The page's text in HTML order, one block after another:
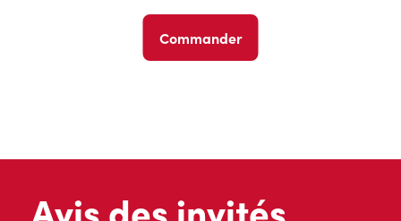
Commander
Avis des invités